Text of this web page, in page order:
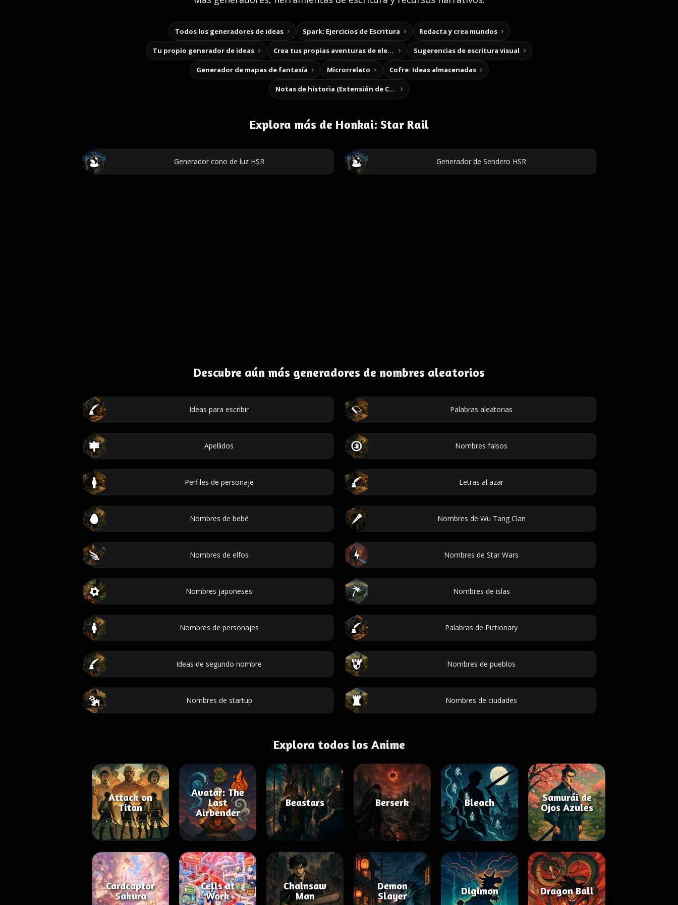
Todos los generadores de ideas Spark: Ejercicios de Escritura Redacta y crea mundos
Tu propio generador de ideas Crea tus propias aventuras de elección Sugerencias de escritura visual
Generador de mapas de fantasía Microrrelato Cofre: Ideas almacenadas
Notas de historia (Extensión de Chrome)
Explora más de Honkai: Star Rail
Generador cono de luz HSR Generador de Sendero HSR
Descubre aún más generadores de nombres aleatorios
Ideas para escribir Palabras aleatorias
Apellidos Nombres falsos
Perfiles de personaje Letras al azar
Nombres de bebé Nombres de Wu Tang Clan
Nombres de elfos Nombres de Star Wars
Nombres japoneses Nombres de islas
Nombres de personajes Palabras de Pictionary
Ideas de segundo nombre Nombres de pueblos
Nombres de startup Nombres de ciudades
Explora todos los Anime
Attack on
Titan
Avatar: The
Last
Airbender
Beastars Berserk Bleach
Samurái de
Ojos Azules
Cardcaptor
Sakura
Cells at
Work
Chainsaw
Man
Demon
Slayer
Digimon Dragon Ball